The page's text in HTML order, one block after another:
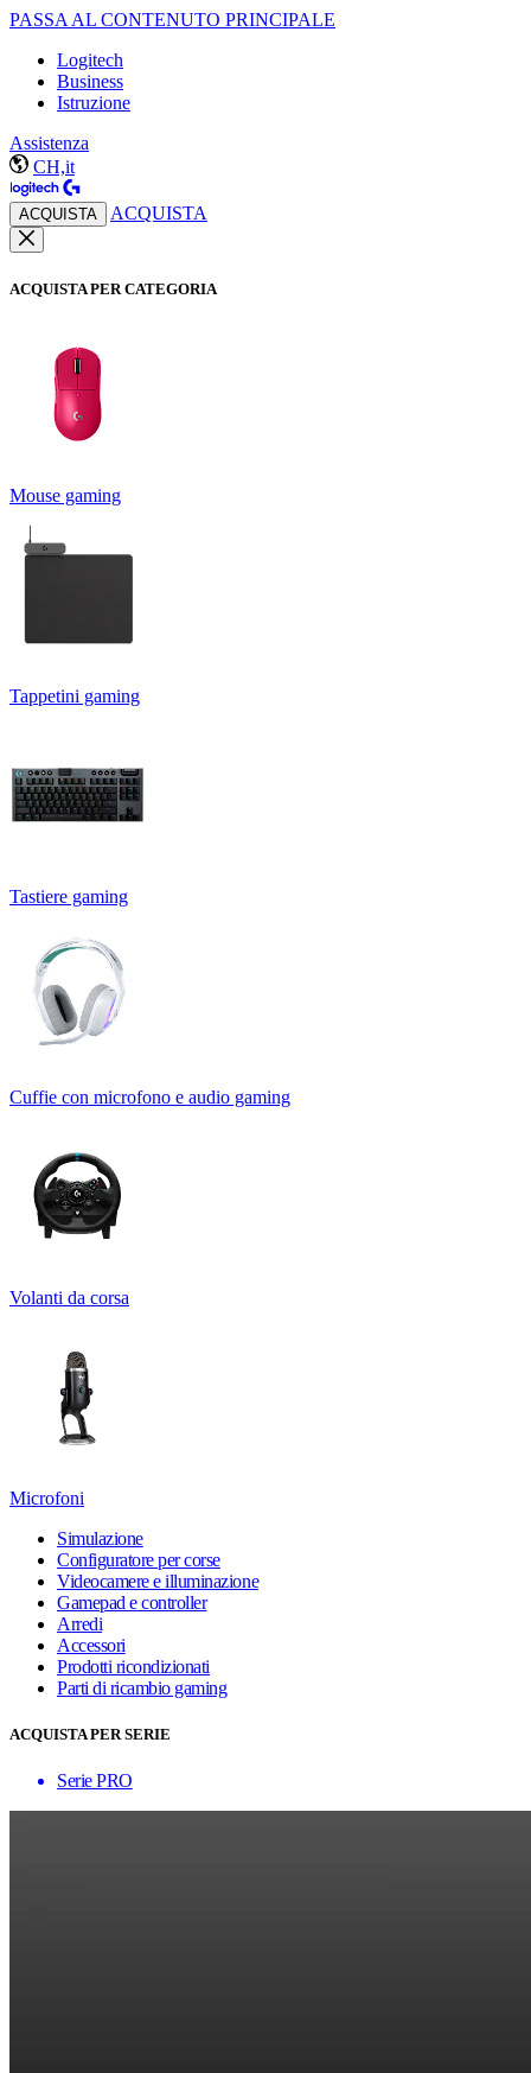
PASSA AL CONTENUTO PRINCIPALE
Logitech
Business
Istruzione
Assistenza
CH,it
ACQUISTA ACQUISTA
ACQUISTA PER CATEGORIA
Mouse gaming
Tappetini gaming
Tastiere gaming
Cuffie con microfono e audio gaming
Volanti da corsa
Microfoni
Simulazione
Configuratore per corse
Videocamere e illuminazione
Gamepad e controller
Arredi
Accessori
Prodotti ricondizionati
Parti di ricambio gaming
ACQUISTA PER SERIE
Serie PRO